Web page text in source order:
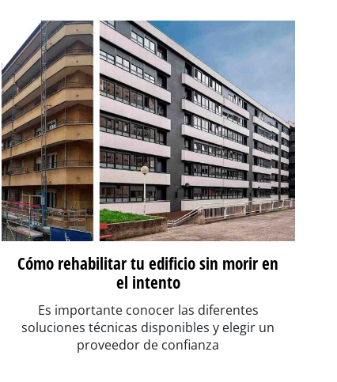
Cómo rehabilitar tu edificio sin morir en
el intento
Es importante conocer las diferentes
soluciones técnicas disponibles y elegir un
proveedor de confianza